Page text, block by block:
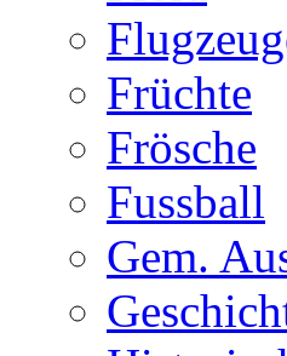
Früchte
Frösche
Fussball
Gem.